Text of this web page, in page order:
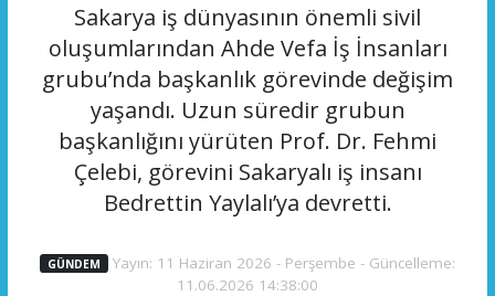
Sakarya iş dünyasının önemli sivil
oluşumlarından Ahde Vefa İş İnsanları
grubu’nda başkanlık görevinde değişim
yaşandı. Uzun süredir grubun
başkanlığını yürüten Prof. Dr. Fehmi
Çelebi, görevini Sakaryalı iş insanı
Bedrettin Yaylalı’ya devretti.
GÜNDEM Yayın: 11 Haziran 2026 - Perşembe - Güncelleme:
11.06.2026 14:38:00